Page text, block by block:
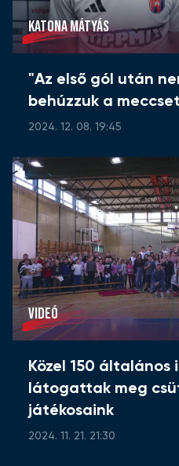
KATONA MÁTYÁS
"Az első gól után
behúzzuk a
2024. 12. 08. 19:45
VIDEÓ
Közel 150 általános
látogattak meg
játékosaink
2024. 11. 21. 21:30